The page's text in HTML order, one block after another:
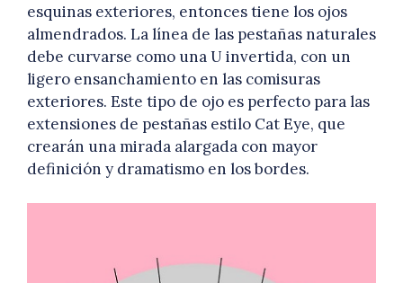
esquinas exteriores, entonces tiene los ojos
almendrados. La línea de las pestañas naturales
debe curvarse como una U invertida, con un
ligero ensanchamiento en las comisuras
exteriores. Este tipo de ojo es perfecto para las
extensiones de pestañas estilo Cat Eye, que
crearán una mirada alargada con mayor
definición y dramatismo en los bordes.